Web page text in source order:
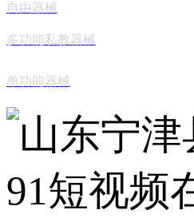
自由器械
多功能私教器械
单功能器械